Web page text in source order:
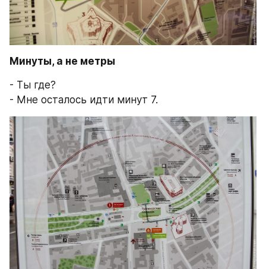
Минуты, а не метры
- Ты где?
- Мне осталось идти минут 7.